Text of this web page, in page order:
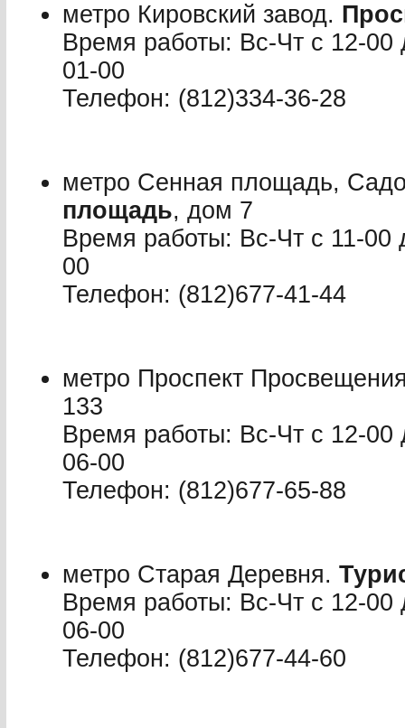
метро Кировский завод.
Время работы: Вс-Чт с 12-
01-00
Телефон: (812)334-36-28
метро Сенная площадь,
площадь, дом 7
Время работы: Вс-Чт с 11-
00
Телефон: (812)677-41-44
метро Проспект
133
Время работы: Вс-Чт с 12-
06-00
Телефон: (812)677-65-88
метро Старая Деревня.
Время работы: Вс-Чт с 12-
06-00
Телефон: (812)677-44-60